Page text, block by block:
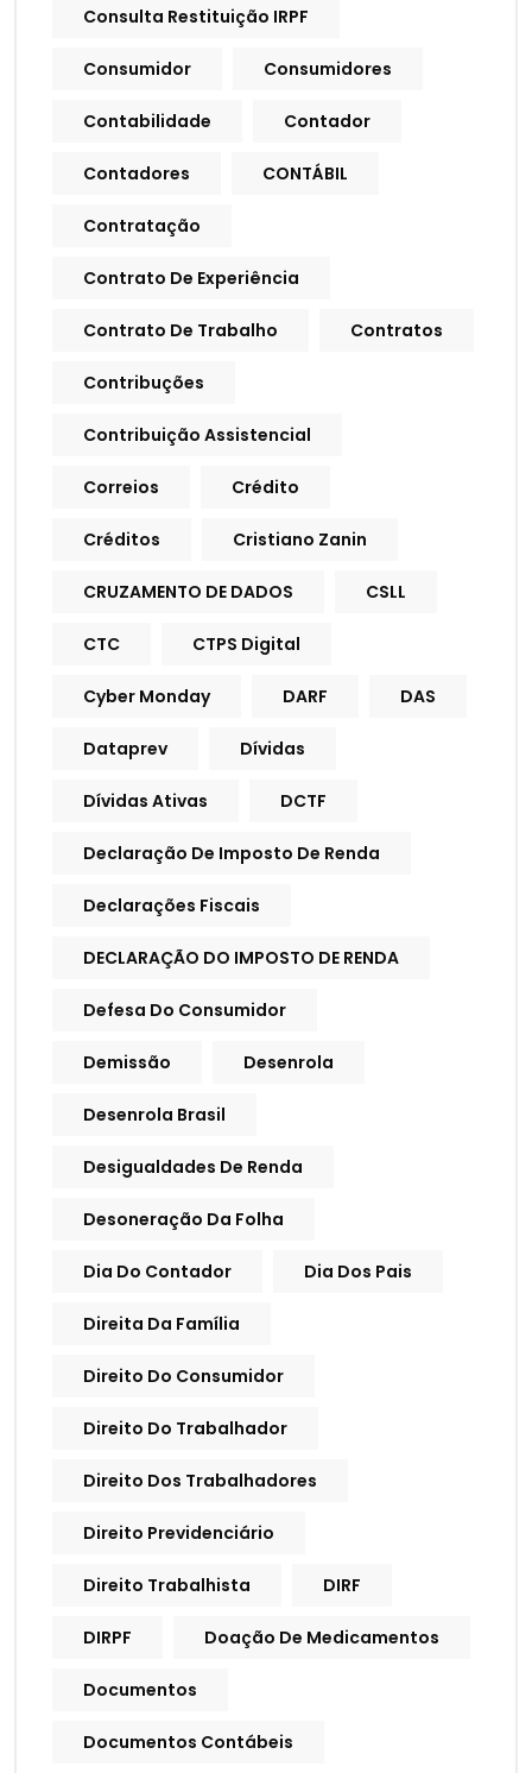
Consulta Restituição IRPF
Consumidor Consumidores
Contabilidade Contador
Contadores CONTÁBIL
Contratação
Contrato De Experiência
Contrato De Trabalho Contratos
Contribuções
Contribuição Assistencial
Correios Crédito
Créditos Cristiano Zanin
CRUZAMENTO DE DADOS CSLL
CTC CTPS Digital
Cyber Monday DARF DAS
Dataprev Dívidas
Dívidas Ativas DCTF
Declaração De Imposto De Renda
Declarações Fiscais
DECLARAÇÃO DO IMPOSTO DE RENDA
Defesa Do Consumidor
Demissão Desenrola
Desenrola Brasil
Desigualdades De Renda
Desoneração Da Folha
Dia Do Contador Dia Dos Pais
Direita Da Família
Direito Do Consumidor
Direito Do Trabalhador
Direito Dos Trabalhadores
Direito Previdenciário
Direito Trabalhista DIRF
DIRPF Doação De Medicamentos
Documentos
Documentos Contábeis